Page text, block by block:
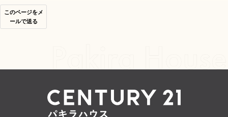
このページをメ
ールで送る